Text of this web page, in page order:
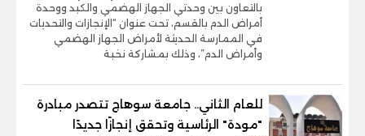
بالتعاون بين وحدتي الجهاز الهضمي والكبد ووحدة
أمراض الدم بالقسم، تحت عنوان “الإنجازات والتحديات
في الممارسة الحديثة لأمراض الجهاز الهضمي
وأمراض الدم”، وذلك بمشاركة نخبة
للعام الثاني.. جامعة سوهاج تتصدر مبادرة
"مودة" الرئاسية وتحقق إنجازًا جديدًا